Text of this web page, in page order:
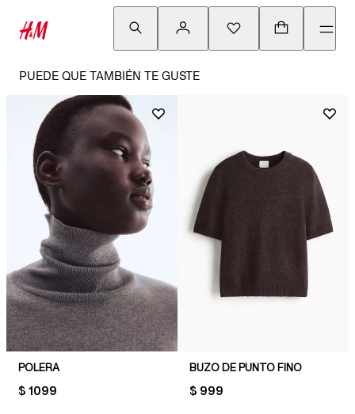
PUEDE QUE TAMBIÉN TE GUSTE
POLERA
PRICE:
$ 1099
BUZO DE PUNTO FINO
PRICE:
$ 999